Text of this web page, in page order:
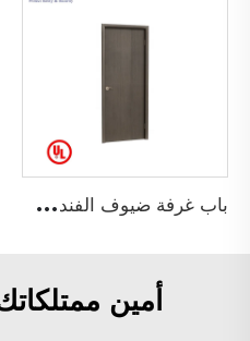
ب
اب غرفة ضيوف الفندق باب خشبي مقاوم للحريق معتمد من UL لمدة 90 دقيقة باب داخلي مقاوم للحريق
أمين